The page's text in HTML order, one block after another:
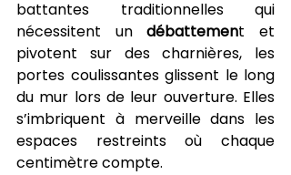
battantes traditionnelles qui
nécessitent un débattement et
pivotent sur des charnières, les
portes coulissantes glissent le long
du mur lors de leur ouverture. Elles
s’imbriquent à merveille dans les
espaces restreints où chaque
centimètre compte.